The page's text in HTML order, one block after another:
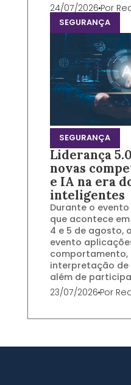
24/07/2026Por
SEGURANÇA
SEGURANÇA
Liderança
novas
e IA na era
inteligentes
Durante o evento
que acontece
4 e 5 de agosto,
evento
comportamento,
interpretação de
além de
23/07/2026Por